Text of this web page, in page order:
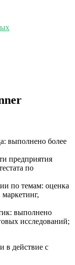
выполнено более
предприятия
по
по темам: оценка
выполнено
исследований;
в действие с